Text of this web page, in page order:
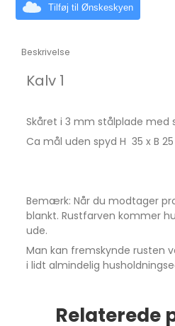
Tilføj til Ønskeskyen
Beskrivelse
Kalv 1
Skåret i 3 mm stålplade med
Ca mål uden spyd H 35 x B
Bemærk: Når du modtager
blankt. Rustfarven kommer
ude.
Man kan fremskynde rusten
i lidt almindelig
Relaterede